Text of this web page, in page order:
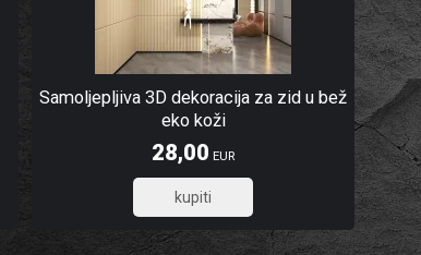
Samoljepljiva 3D dekoracija za zid u bež
eko koži
28,00 EUR
22,40